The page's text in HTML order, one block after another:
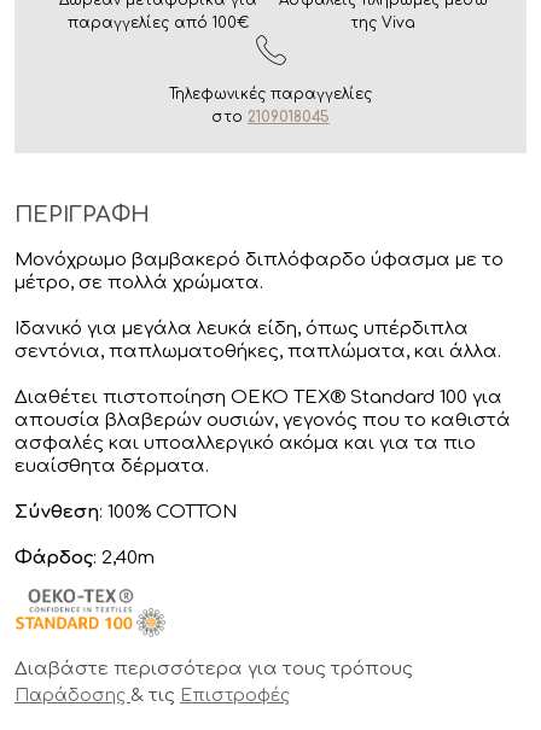
παραγγελίες από 100€
της Viva
Τηλεφωνικές παραγγελίες
στο 2109018045
ΠΕΡΙΓΡΑΦΗ
Μονόχρωμο βαμβακερό διπλόφαρδο ύφασμα με το
μέτρο, σε πολλά χρώματα.
Ιδανικό για μεγάλα λευκά είδη, όπως υπέρδιπλα
σεντόνια, παπλωματοθήκες, παπλώματα, και άλλα.
Διαθέτει πιστοποίηση OEKO TEX® Standard 100 για
απουσία βλαβερών ουσιών, γεγονός που το καθιστά
ασφαλές και υποαλλεργικό ακόμα και για τα πιο
ευαίσθητα δέρματα.
Σύνθεση: 100% COTTON
Φάρδος: 2,40m
Διαβάστε περισσότερα για τους τρόπους
Παράδοσης & τις Επιστροφές